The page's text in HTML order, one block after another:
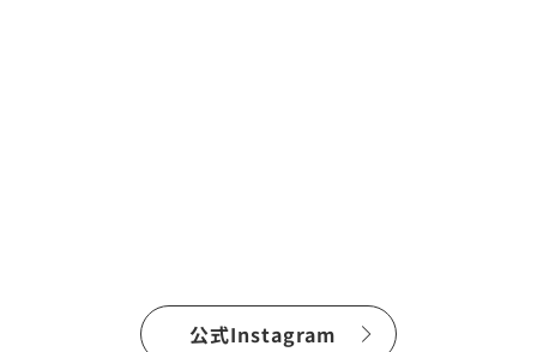
公式Instagram